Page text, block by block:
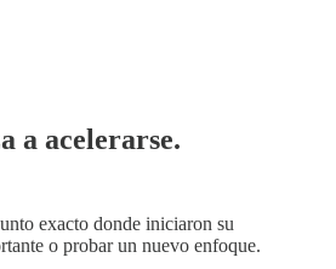
a acelerarse.
exacto donde iniciaron su
o probar un nuevo enfoque.